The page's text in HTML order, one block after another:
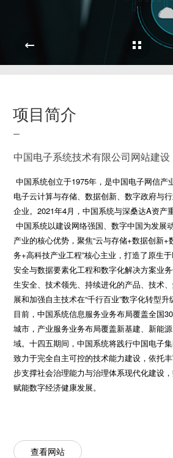
项目简介
中国电子系统技术有限公司网站建设
中国系统创立于1975年，是中国电子网信产
电子云计算与存储、数据创新、数字政府与
企业。2021年4月，中国系统与深桑达A资产
中国系统以建设网络强国、数字中国为发展
产业的核心优势，聚焦“云与存储+数据创新+
务+高科技产业工程”核心主业，打造了原生
安全与数据要素化工程和数字化解决方案业
生安全、技术领先、持续进化的产品、技术
展和加强自主技术在“千行百业”数字化转型升
目前，中国系统信息服务业务布局覆盖全国
城市，产业服务业务布局覆盖新基建、新能
域。十四五期间，中国系统将践行中国电子集
致力于完全自主可控的技术能力建设，依托
步支撑社会治理能力与治理体系现代化建设，
赋能数字经济健康发展。
查看网站